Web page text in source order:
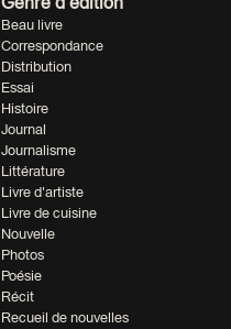
Beau livre
Correspondance
Distribution
Essai
Histoire
Journal
Journalisme
Littérature
Livre d'artiste
Livre de cuisine
Nouvelle
Photos
Poésie
Récit
Recueil de nouvelles